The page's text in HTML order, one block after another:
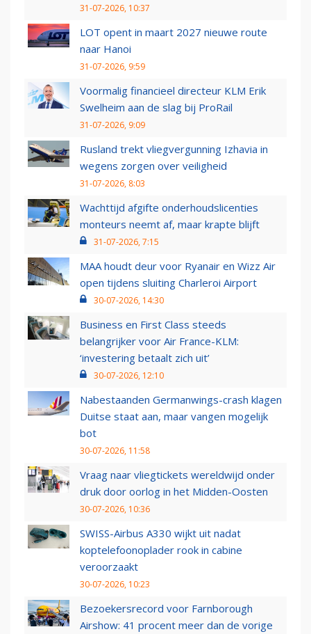
31-07-2026, 10:37
LOT opent in maart 2027 nieuwe route
naar Hanoi
31-07-2026, 9:59
Voormalig financieel directeur KLM Erik
Swelheim aan de slag bij ProRail
31-07-2026, 9:09
Rusland trekt vliegvergunning Izhavia in
wegens zorgen over veiligheid
31-07-2026, 8:03
Wachttijd afgifte onderhoudslicenties
monteurs neemt af, maar krapte blijft
31-07-2026, 7:15
MAA houdt deur voor Ryanair en Wizz Air
open tijdens sluiting Charleroi Airport
30-07-2026, 14:30
Business en First Class steeds
belangrijker voor Air France-KLM:
‘investering betaalt zich uit’
30-07-2026, 12:10
Nabestaanden Germanwings-crash klagen
Duitse staat aan, maar vangen mogelijk
bot
30-07-2026, 11:58
Vraag naar vliegtickets wereldwijd onder
druk door oorlog in het Midden-Oosten
30-07-2026, 10:36
SWISS-Airbus A330 wijkt uit nadat
koptelefoonoplader rook in cabine
veroorzaakt
30-07-2026, 10:23
Bezoekersrecord voor Farnborough
Airshow: 41 procent meer dan de vorige